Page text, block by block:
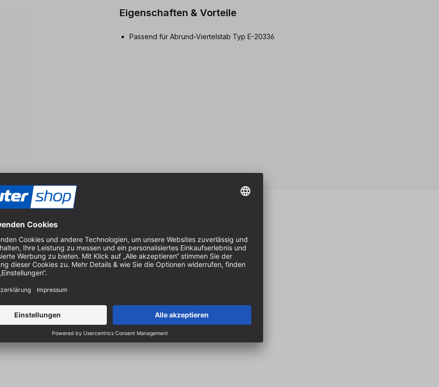
Eigenschaften & Vorteile
Passend für Abrund-Viertelstab Typ E-20336